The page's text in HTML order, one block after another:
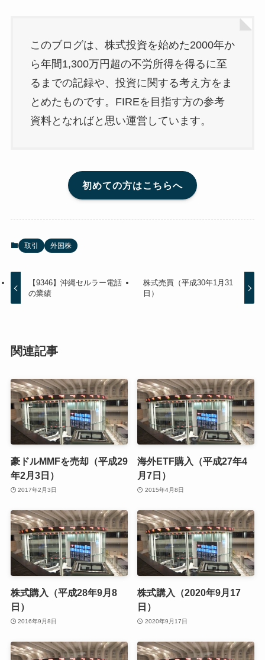
このブログは、株式投資を始めた2000年か
ら年間1,300万円超の不労所得を得るに至
るまでの記録や、投資に関する考え方をま
とめたものです。FIREを目指す方の参考
資料となればと思い運営しています。
初めての方はこちらへ
取引 外国株
【9346】沖縄セルラー電話
の業績
株式売買（平成30年1月31
日）
関連記事
豪ドルMMFを売却（平成29
年2月3日）
2017年2月3日
海外ETF購入（平成27年4
月7日）
2015年4月8日
株式購入（平成28年9月8
日）
2016年9月8日
株式購入（2020年9月17
日）
2020年9月17日